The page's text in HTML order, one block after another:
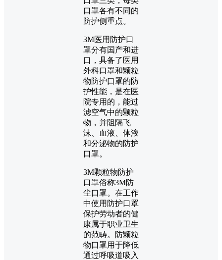
口罩各有不同的
防护侧重点。
3M医用防护口
罩分有国产和进
口，具备了医用
外科口罩和颗粒
物防护口罩的防
护性能，是在医
院专用的，能过
滤空气中的颗粒
物，并阻隔飞
沫、血液、体液
和分泌物的防护
口罩。
3M颗粒物防护
口罩俗称3M防
尘口罩。在工作
中使用防护口罩
保护劳动者的健
康属于职业卫生
的范畴。防颗粒
物口罩用于降低
通过呼吸道吸入